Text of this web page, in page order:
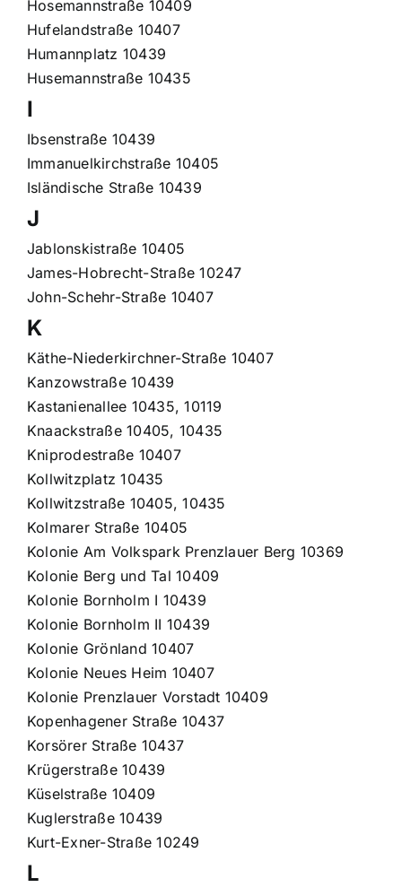
Hosemannstraße 10409
Hufelandstraße 10407
Humannplatz 10439
Husemannstraße 10435
I
Ibsenstraße 10439
Immanuelkirchstraße 10405
Isländische Straße 10439
J
Jablonskistraße 10405
James-Hobrecht-Straße 10247
John-Schehr-Straße 10407
K
Käthe-Niederkirchner-Straße 10407
Kanzowstraße 10439
Kastanienallee 10435, 10119
Knaackstraße 10405, 10435
Kniprodestraße 10407
Kollwitzplatz 10435
Kollwitzstraße 10405, 10435
Kolmarer Straße 10405
Kolonie Am Volkspark Prenzlauer Berg 10369
Kolonie Berg und Tal 10409
Kolonie Bornholm I 10439
Kolonie Bornholm II 10439
Kolonie Grönland 10407
Kolonie Neues Heim 10407
Kolonie Prenzlauer Vorstadt 10409
Kopenhagener Straße 10437
Korsörer Straße 10437
Krügerstraße 10439
Küselstraße 10409
Kuglerstraße 10439
Kurt-Exner-Straße 10249
L